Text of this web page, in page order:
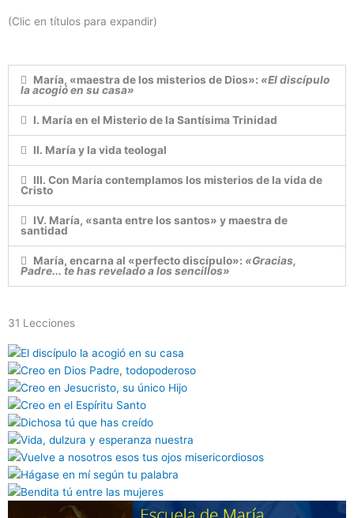
(Clic en títulos para expandir)
María, «maestra de los misterios de Dios»: «El discípulo
la acogió en su casa»
I. María en el Misterio de la Santísima Trinidad
II. María y la vida teologal
III. Con María contemplamos los misterios de la vida de
Cristo
IV. María, «santa entre los santos» y maestra de
santidad
María, encarna al «perfecto discípulo»: «Gracias,
Padre... te has revelado a los sencillos»
31 Lecciones